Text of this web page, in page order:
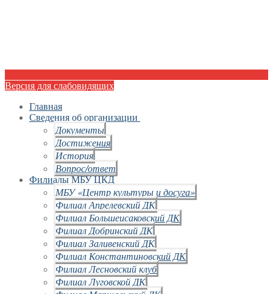
Версия для слабовидящих
Главная
Сведения об организации
Документы
Достижения
История
Вопрос/ответ
Филиалы МБУ ЦКД
МБУ «Центр культуры и досуга»
Филиал Апрелевский ДК
Филиал Большеисаковский ДК
Филиал Добринский ДК
Филиал Заливенский ДК
Филиал Константиновский ДК
Филиал Лесновский клуб
Филиал Луговской ДК